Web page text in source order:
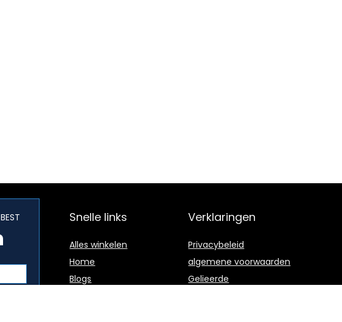
Snelle links
Alles winkelen
Home
Blogs
Verklaringen
Privacybeleid
algemene voorwaarden
Gelieerde